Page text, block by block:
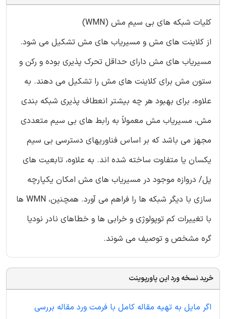
کلیات شبکه های بی سیم مش (WMN)
از کلاینت های مش و مسیریاب های مش تشکیل می شود.
مسیریاب های مش دارای حداقل تحرک پذیری بوده و رکن و
ستون مش برای کلاینت های مش را تشکیل می دهند. به
علاوه، برای بهبود هر چه بیشتر انعطاف پذیری شبکه بندی
مش، مسیریاب مش معمولاً به رابط های بی سیم متعددی
مجهز می باشد که بر اساس فناوریهای دسترسی بی سیم
یکسان یا متفاوت ساخته شده اند. به علاوه، تابعیت های
پل/ دروازه موجود در مسیریاب های مش امکان یکپارچه
سازی با دیگر شبکه ها را فراهم می آورد. همچنین، WMN ها
با تغییرات کم توپولوژی و خرابی ها و خطاهای نادر نودیا
گره مشخص و توصیف می شوند.
خرید نسخه ورد این پاورپوینت
اگر مایل به تهیه مقاله کامل با فرمت ورد مقاله بررسی